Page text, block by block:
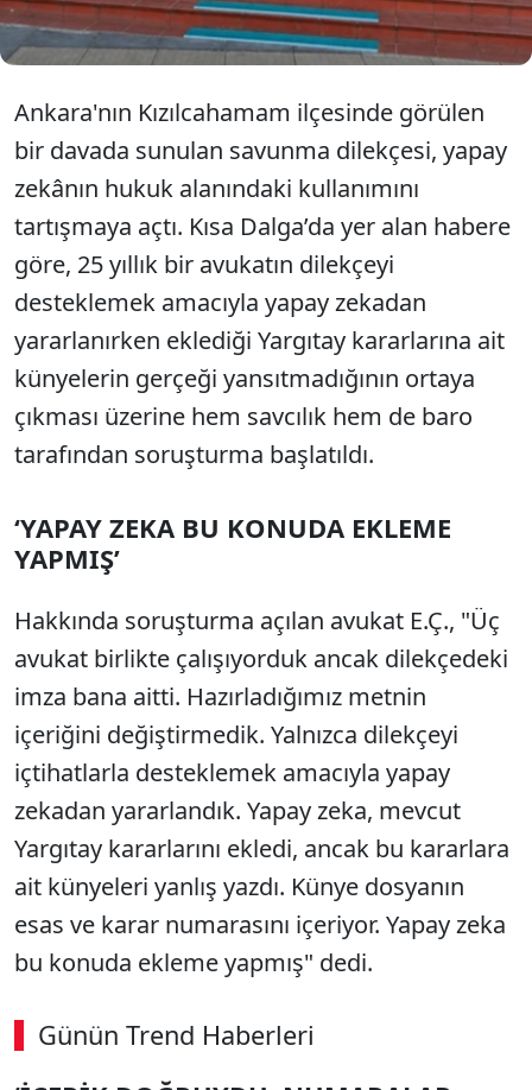
savundu.
Ankara'nın Kızılcahamam ilçesinde görülen
bir davada sunulan savunma dilekçesi, yapay
zekânın hukuk alanındaki kullanımını
tartışmaya açtı. Kısa Dalga’da yer alan habere
göre, 25 yıllık bir avukatın dilekçeyi
desteklemek amacıyla yapay zekadan
yararlanırken eklediği Yargıtay kararlarına ait
künyelerin gerçeği yansıtmadığının ortaya
çıkması üzerine hem savcılık hem de baro
tarafından soruşturma başlatıldı.
‘YAPAY ZEKA BU KONUDA EKLEME
YAPMIŞ’
Hakkında soruşturma açılan avukat E.Ç., "Üç
avukat birlikte çalışıyorduk ancak dilekçedeki
imza bana aitti. Hazırladığımız metnin
içeriğini değiştirmedik. Yalnızca dilekçeyi
içtihatlarla desteklemek amacıyla yapay
zekadan yararlandık. Yapay zeka, mevcut
Yargıtay kararlarını ekledi, ancak bu kararlara
ait künyeleri yanlış yazdı. Künye dosyanın
esas ve karar numarasını içeriyor. Yapay zeka
bu konuda ekleme yapmış" dedi.
Günün Trend Haberleri